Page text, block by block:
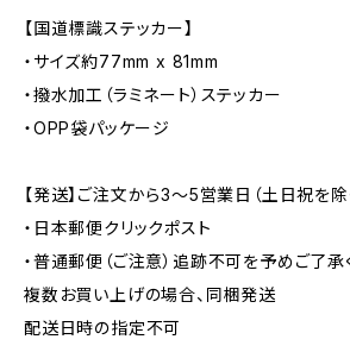
【国道標識ステッカー】
・サイズ約77mm x 81mm
・撥水加工（ラミネート）ステッカー
・OPP袋パッケージ
【発送】ご注文から3〜5営業日（土日祝を除
・日本郵便クリックポスト
・普通郵便（ご注意）追跡不可を予めご了承
複数お買い上げの場合、同梱発送
配送日時の指定不可